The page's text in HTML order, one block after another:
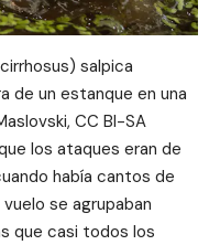
salpica
de un estanque en una
CC BI-SA
los ataques eran de
había cantos de
se agrupaban
que casi todos los